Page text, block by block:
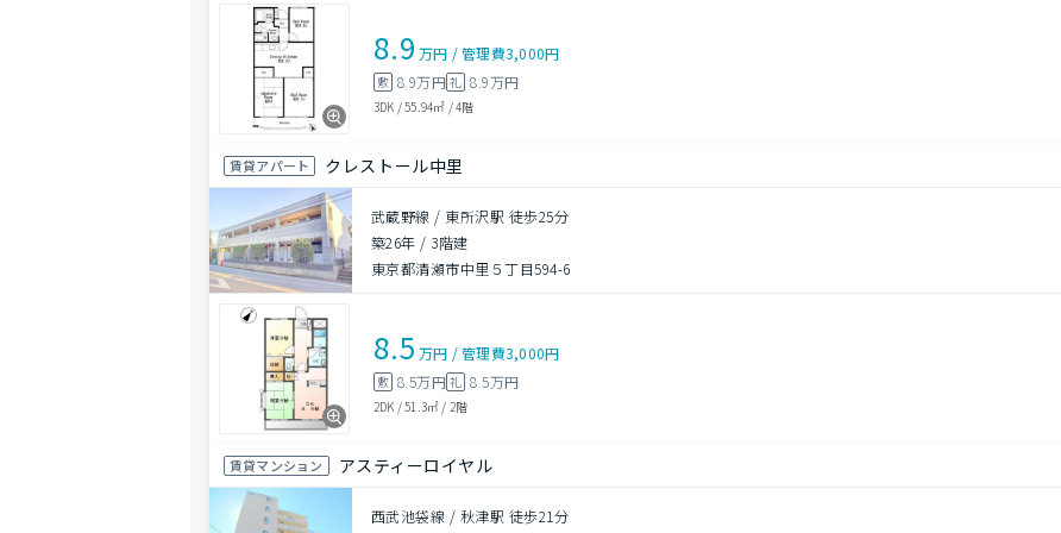
8.9 万円 /管理費3,000円
敷 8.9万円礼 8.9万円
3DK /55.94㎡ /4階
賃貸アパート クレストール中里
武蔵野線 / 東所沢駅 徒歩25分
築26年 / 3階建
東京都清瀬市中里５丁目594-6
8.5 万円 /管理費3,000円
敷 8.5万円礼 8.5万円
2DK /51.3㎡ / 2階
賃貸マンション アスティーロイヤル
西武池袋線 / 秋津駅 徒歩21分